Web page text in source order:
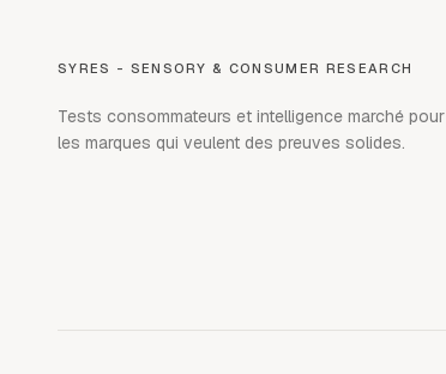
SYRES - SENSORY & CONSUMER RESEARCH
Tests consommateurs et intelligence marché pour
les marques qui veulent des preuves solides.